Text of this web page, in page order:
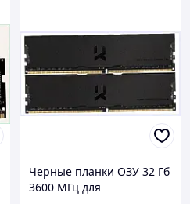
Черные планки ОЗУ 32 Гб
3600 МГц для